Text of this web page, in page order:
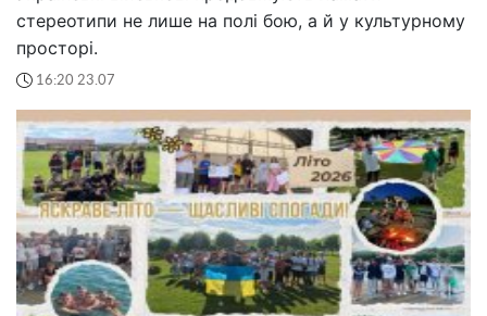
стереотипи не лише на полі бою, а й у культурному
просторі.
16:20 23.07